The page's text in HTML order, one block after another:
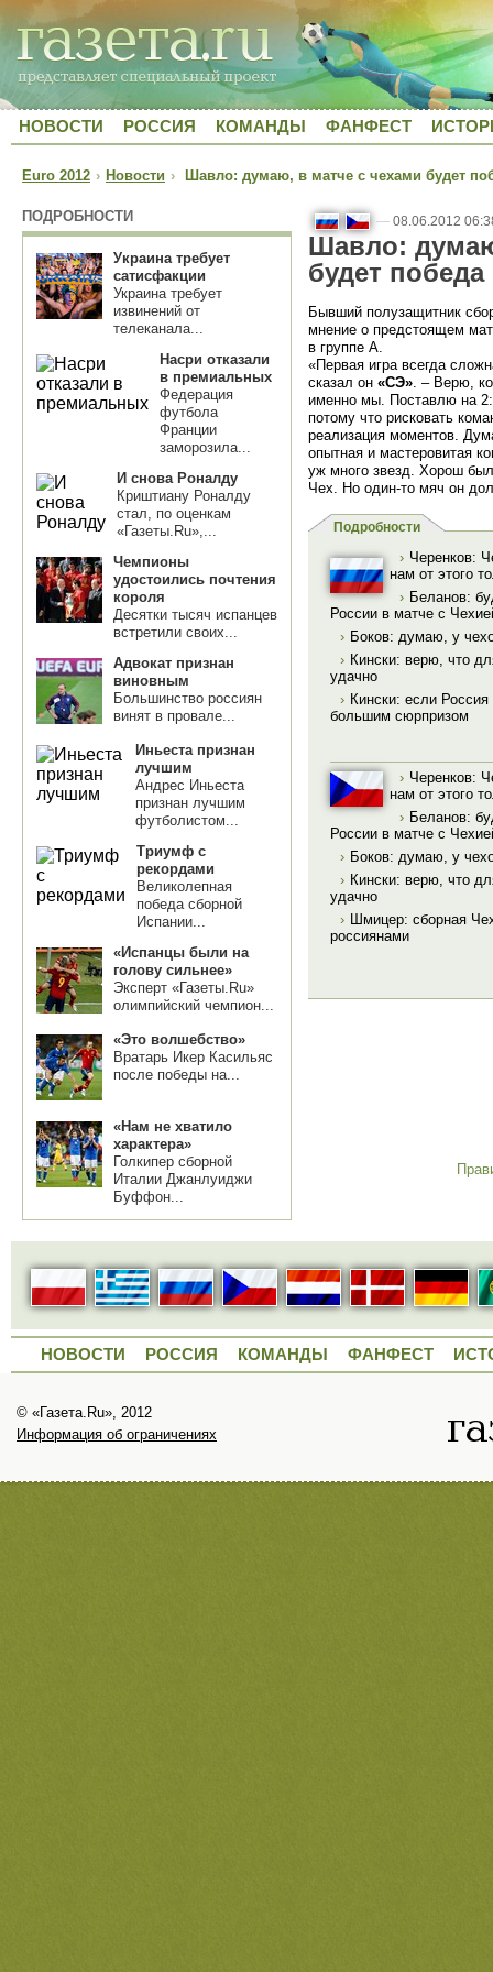
НОВОСТИ РОССИЯ КОМАНДЫ ФАНФЕСТ
Euro 2012 › Новости › Шавло: думаю, в матче с чехами будет
ПОДРОБНОСТИ
Украина требует
сатисфакции
Украина требует
извинений от
телеканала...
Насри отказали
в премиальных
Федерация
футбола
Франции
заморозила...
И снова Роналду
Криштиану Роналду
стал, по оценкам
«Газеты.Ru»,...
Чемпионы
удостоились почтения
короля
Десятки тысяч испанцев
встретили своих...
Адвокат признан
виновным
Большинство россиян
винят в провале...
Иньеста признан
лучшим
Андрес Иньеста
признан лучшим
футболистом...
Триумф с
рекордами
Великолепная
победа сборной
Испании...
«Испанцы были на
голову сильнее»
Эксперт «Газеты.Ru»
олимпийский чемпион...
«Это волшебство»
Вратарь Икер Касильяс
после победы на...
«Нам не хватило
характера»
Голкипер сборной
Италии Джанлуиджи
Буффон...
— 08.06.2012
Шавло:
будет
Бывший полузащитник
мнение о предстоящем
в группе А.
«Первая игра всегда
сказал он «СЭ» . – Верю,
именно мы. Поставлю на
потому что рисковать
реализация моментов.
опытная и мастеровитая
уж много звезд. Хорош
Чех. Но один-то мяч он
Подробности
› Черенков:
нам от этого
› Беланов:
России в матче с
› Боков: думаю, у
› Кински: верю, что
удачно
› Кински: если
большим сюрпризом
› Черенков:
нам от этого
› Беланов:
России в матче с
› Боков: думаю, у
› Кински: верю, что
удачно
›
Шмицер: сборная
россиянами
НОВОСТИ РОССИЯ КОМАНДЫ ФАНФЕСТ
© «Газета.Ru», 2012
Информация об ограничениях